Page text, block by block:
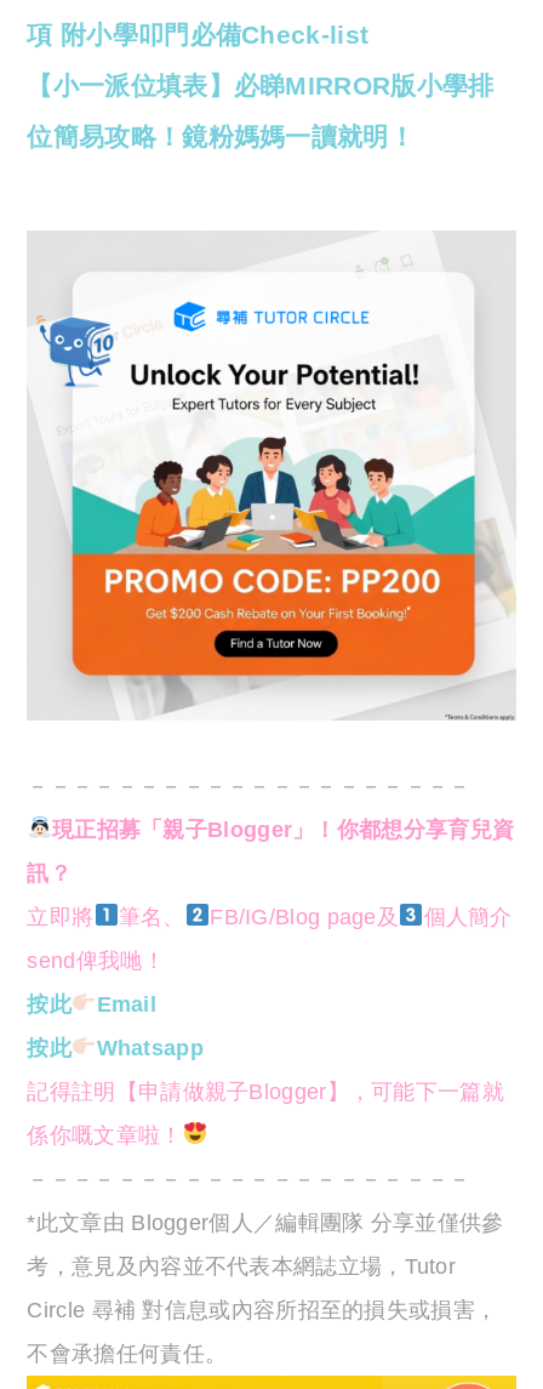
項 附小學叩門必備Check-list
【小一派位填表】必睇MIRROR版小學排
位簡易攻略！鏡粉媽媽一讀就明！
－－－－－－－－－－－－－－－－－－－－
現正招募「親子Blogger」！你都想分享育兒資
訊？
立即將
筆名、 FB/IG/Blog page及
個人簡介
send俾我哋！
按此
Email
按此
Whatsapp
記得註明【申請做親子Blogger】，可能下一篇就
係你嘅文章啦！
－－－－－－－－－－－－－－－－－－－－
*此文章由 Blogger個人／編輯團隊 分享並僅供參
考，意見及內容並不代表本網誌立場，Tutor
Circle 尋補 對信息或內容所招至的損失或損害，
不會承擔任何責任。